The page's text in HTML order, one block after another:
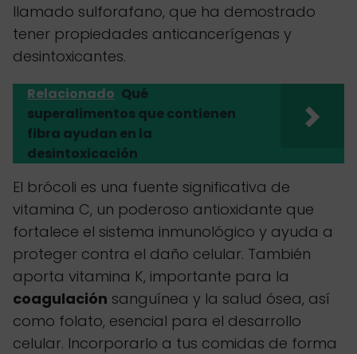
llamado sulforafano, que ha demostrado
tener propiedades anticancerígenas y
desintoxicantes.
Relacionado Qué
superalimentos que contienen
fibra ayudan en la
desintoxicación
El brócoli es una fuente significativa de
vitamina C, un poderoso antioxidante que
fortalece el sistema inmunológico y ayuda a
proteger contra el daño celular. También
aporta vitamina K, importante para la
coagulación sanguínea y la salud ósea, así
como folato, esencial para el desarrollo
celular. Incorporarlo a tus comidas de forma